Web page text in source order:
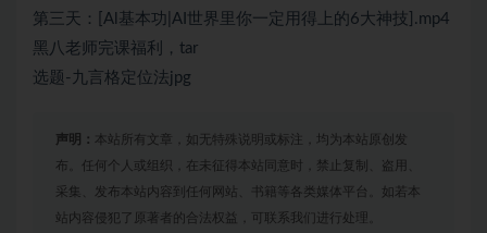
第三天：[Al基本功|AI世界里你一定用得上的6大神技].mp4
黑八老师完课福利，tar
选题-九言格定位法jpg
声明： 本站所有文章，如无特殊说明或标注，均为本站原创发
布。任何个人或组织，在未征得本站同意时，禁止复制、盗用、
采集、发布本站内容到任何网站、书籍等各类媒体平台。如若本
站内容侵犯了原著者的合法权益，可联系我们进行处理。